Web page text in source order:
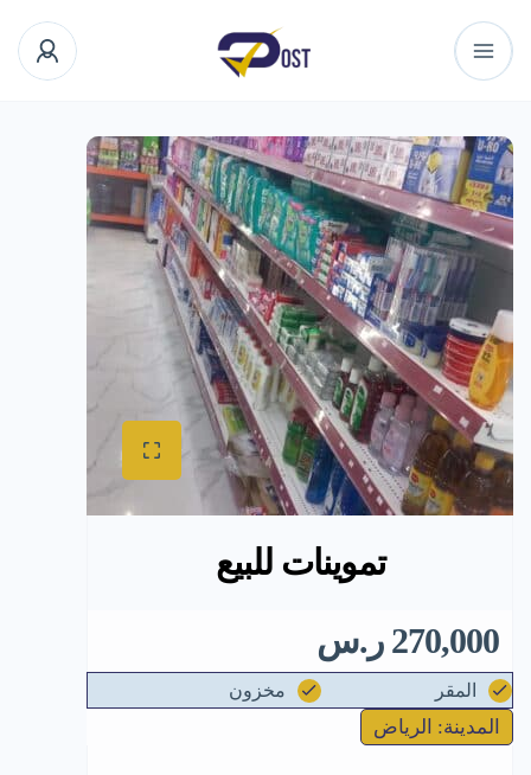
تموينات للبيع
270,000 ر.س
المقر مخزون
المدينة: الرياض